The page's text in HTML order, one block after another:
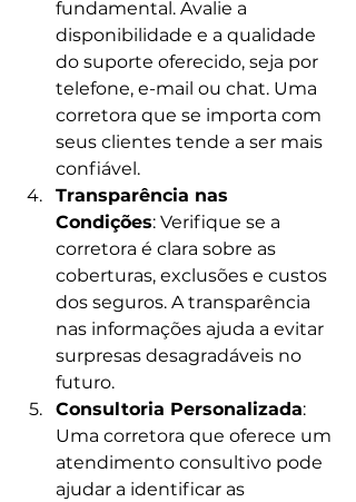
fundamental. Avalie a
disponibilidade e a qualidade
do suporte oferecido, seja por
telefone, e-mail ou chat. Uma
corretora que se importa com
seus clientes tende a ser mais
confiável.
Transparência nas
Condições: Verifique se a
corretora é clara sobre as
coberturas, exclusões e custos
dos seguros. A transparência
nas informações ajuda a evitar
surpresas desagradáveis no
futuro.
Consultoria Personalizada:
Uma corretora que oferece um
atendimento consultivo pode
ajudar a identificar as